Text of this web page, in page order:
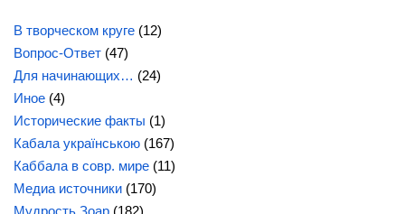
В творческом круге (12)
Вопрос-Ответ (47)
Для начинающих… (24)
Иное (4)
Исторические факты (1)
Кабала українською (167)
Каббала в совр. мире (11)
Медиа источники (170)
Мудрость Зоар (182)